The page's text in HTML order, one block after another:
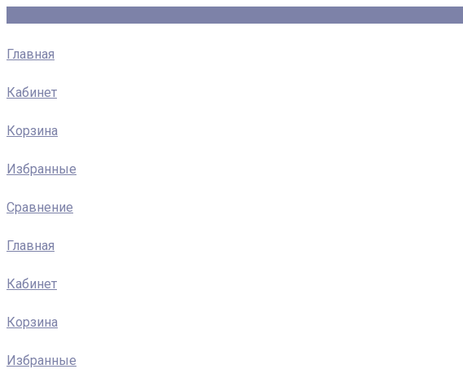
Главная
Кабинет
Корзина
Избранные
Сравнение
Главная
Кабинет
Корзина
Избранные